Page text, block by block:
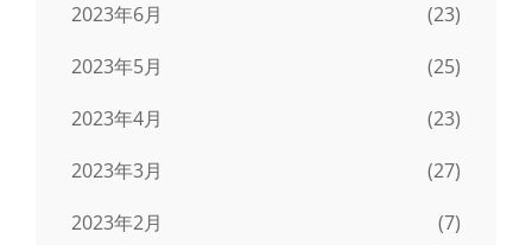
2023年6月
(23)
2023年5月
(25)
2023年4月
(23)
2023年3月
(27)
2023年2月
(7)